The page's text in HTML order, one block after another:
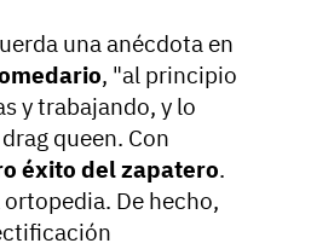
una anécdota en
, "al principio
y trabajando, y lo
queen. Con
éxito del zapatero.
De hecho,